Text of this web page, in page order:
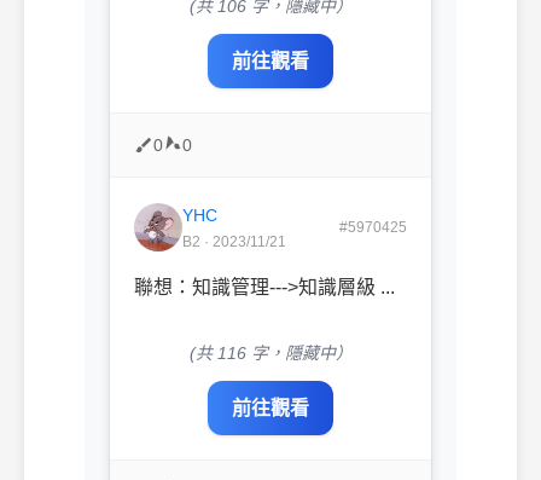
(共 106 字，隱藏中）
前往觀看
0 0
YHC
B2 · 2023/11/21
#5970425
聯想：知識管理--->知識層級 ...
(共 116 字，隱藏中）
前往觀看